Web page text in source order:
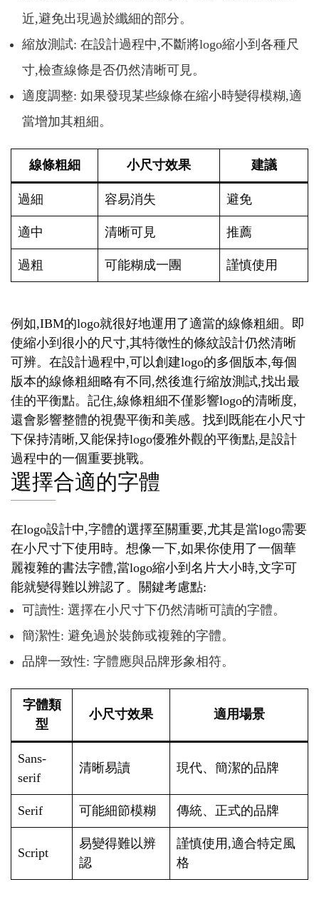
近,避免出現過於纖細的部分。
縮放測試: 在設計過程中,不斷將logo縮小到各種尺
寸,檢查線條是否仍然清晰可見。
適度調整: 如果發現某些線條在縮小時變得模糊,適
當增加其粗細。
線條粗細 小尺寸效果 建議
過細 容易消失 避免
適中 清晰可見 推薦
過粗 可能糊成一團 謹慎使用
例如,IBM的logo就很好地運用了適當的線條粗細。即
使縮小到很小的尺寸,其特徵性的條紋設計仍然清晰
可辨。在設計過程中,可以創建logo的多個版本,每個
版本的線條粗細略有不同,然後進行縮放測試,找出最
佳的平衡點。記住,線條粗細不僅影響logo的清晰度,
還會影響整體的視覺平衡和美感。找到既能在小尺寸
下保持清晰,又能保持logo優雅外觀的平衡點,是設計
過程中的一個重要挑戰。
選擇合適的字體
在logo設計中,字體的選擇至關重要,尤其是當logo需要
在小尺寸下使用時。想像一下,如果你使用了一個華
麗複雜的書法字體,當logo縮小到名片大小時,文字可
能就變得難以辨認了。關鍵考慮點:
可讀性: 選擇在小尺寸下仍然清晰可讀的字體。
簡潔性: 避免過於裝飾或複雜的字體。
品牌一致性: 字體應與品牌形象相符。
字體類
型
小尺寸效果 適用場景
Sans-
serif
清晰易讀 現代、簡潔的品牌
Serif 可能細節模糊 傳統、正式的品牌
Script
易變得難以辨
認
謹慎使用,適合特定風
格